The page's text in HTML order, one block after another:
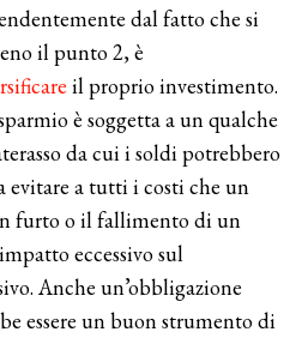
dal fatto che si
il punto 2, è
il proprio investimento.
è soggetta a un qualche
da cui i soldi potrebbero
evitare a tutti i costi che un
furto o il fallimento di un
eccessivo sul
Anche un’obbligazione
essere un buon strumento di